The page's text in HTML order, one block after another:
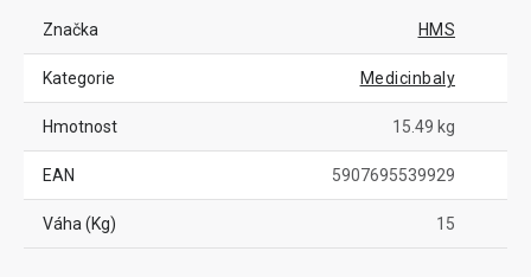
Značka HMS
Kategorie Medicinbaly
Hmotnost 15.49 kg
EAN 5907695539929
Váha (Kg) 15